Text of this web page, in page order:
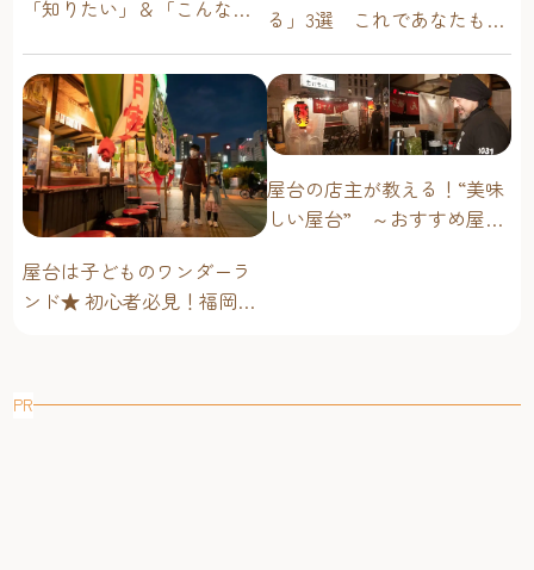
「知りたい」＆「こんな時
問に答えます！
る」3選 これであなたも屋
台通！
屋台は子どものワンダーラ
ンド★ 初心者必見！福岡博
屋台の店主が教える！“美味
しい屋台” ～おすすめ屋台
PR